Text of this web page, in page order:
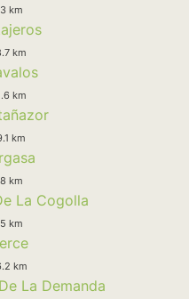
km
km
km
km
km
La Cogolla
km
km
La Demanda